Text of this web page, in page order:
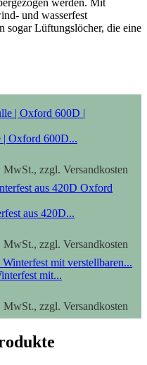
werden. Mit
und wasserfest
sogar Lüftungslöcher, die eine
Oxford 600D...
MwSt., zzgl. Versandkosten
aus 420D...
MwSt., zzgl. Versandkosten
mit...
MwSt., zzgl. Versandkosten